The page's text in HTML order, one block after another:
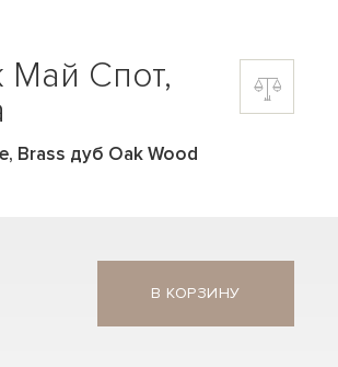
Май Спот,
Brass дуб Oak Wood
В КОРЗИНУ